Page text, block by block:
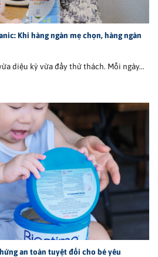
Khi hàng ngàn mẹ chọn, hàng ngàn
diệu kỳ vừa đầy thử thách. Mỗi ngày...
an toàn tuyệt đối cho bé yêu